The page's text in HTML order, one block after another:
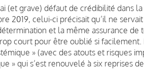
(et grave) défaut de crédibilité dans
2019, celui-ci précisait qu’il ne
et la même assurance de
court pour être oublié si facilement.
» (avec des atouts et risques
» qui s’est renouvelé à six reprises